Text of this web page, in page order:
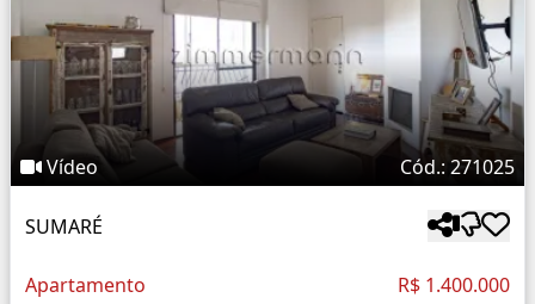
Vídeo Cód.: 271025
SUMARÉ
Apartamento R$ 1.400.000